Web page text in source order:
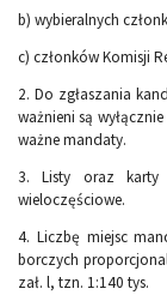
b) wybieralnych
c) członków Komisji
2. Do zgłaszania
ważnieni są
ważne mandaty.
3. Listy oraz karty
wieloczęściowe.
4. Liczbę miejsc
borczych
zał. l, tzn. 1:140 tys.